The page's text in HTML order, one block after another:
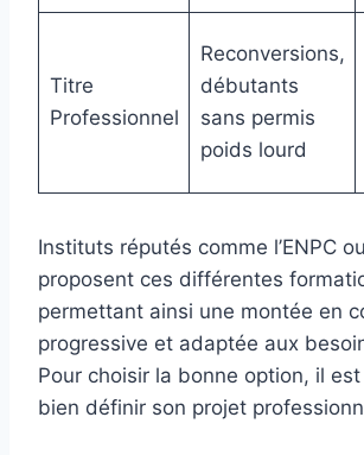
Titre
Professionnel
Reconversions,
débutants
sans permis
poids lourd
Instituts réputés comme l’ENPC ou
proposent ces différentes
permettant ainsi une montée en
progressive et adaptée aux
Pour choisir la bonne option, il
bien définir son projet